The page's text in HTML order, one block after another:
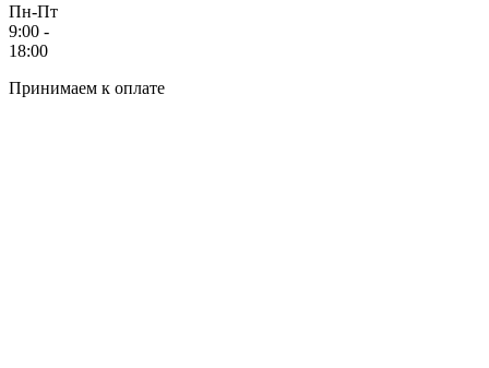
Пн-Пт
9:00 -
18:00
Принимаем к оплате